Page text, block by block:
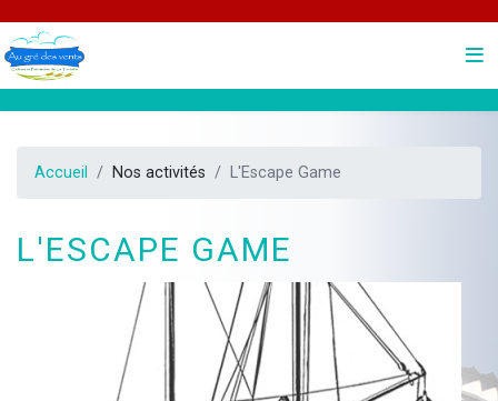
Accueil Nos activités L'Escape Game
L'Escape Game